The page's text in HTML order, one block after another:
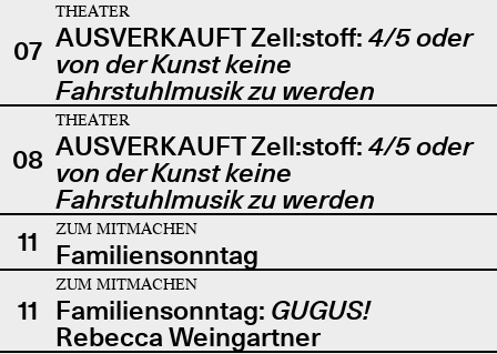
07
THEATER
AUSVERKAUFT Zell:stoff: 4/5 oder
von der Kunst keine
Fahrstuhlmusik zu werden
08
THEATER
AUSVERKAUFT Zell:stoff: 4/5 oder
von der Kunst keine
Fahrstuhlmusik zu werden
11
ZUM MITMACHEN
Familiensonntag
11
ZUM MITMACHEN
Familiensonntag: GUGUS!
Rebecca Weingartner